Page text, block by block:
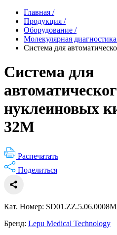
Главная /
Продукция /
Оборудование /
Молекулярная диагностика
Система для
Система для
нуклеиновых
32M
Распечатать
Поделиться
Кат. Номер: SD01.ZZ.5.06.0008M
Бренд: Lepu Medical Technology